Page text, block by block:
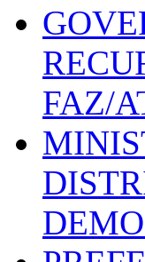
FAZ/